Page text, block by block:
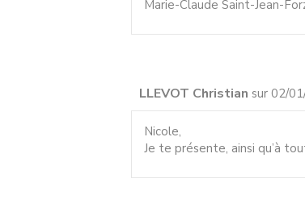
Marie-Claude Saint-Jean-
LLEVOT Christian sur 02/
Nicole,
Je te présente, ainsi qu’à